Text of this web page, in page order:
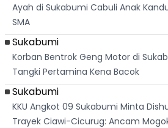
Ayah di Sukabumi Cabuli Anak
SMA
Sukabumi
Korban Bentrok Geng Motor di
Tangki Pertamina Kena Bacok
Sukabumi
KKU Angkot 09 Sukabumi Minta
Trayek Ciawi-Cicurug: Ancam